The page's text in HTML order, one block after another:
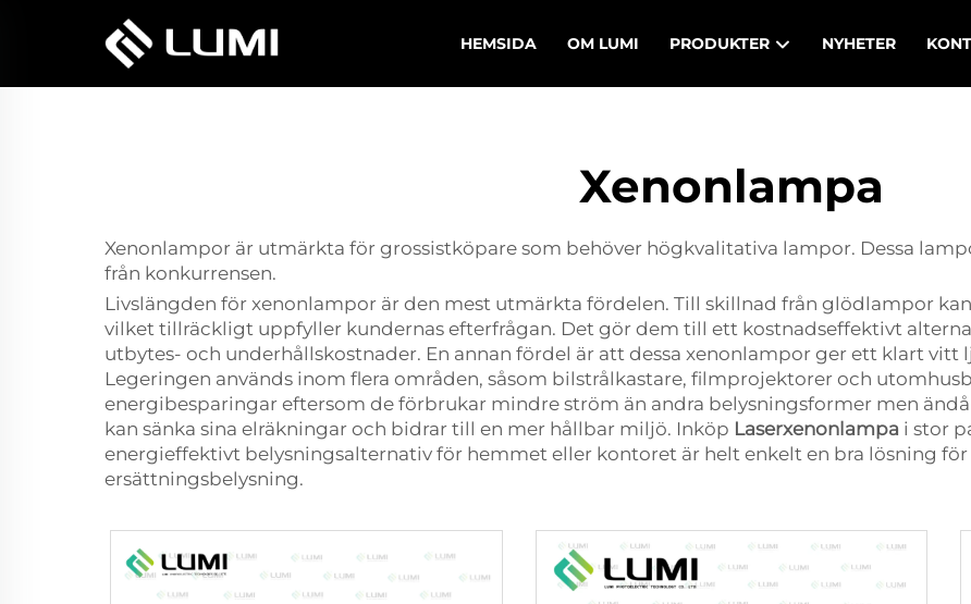
HEMSIDA OM LUMI PRODUKTER NYHETER
Xenonlampa
Xenonlampor är utmärkta för grossistköpare som behöver högkvalitativa lampor. Dessa
från konkurrensen.
Livslängden för xenonlampor är den mest utmärkta fördelen. Till skillnad från glödlampor
vilket tillräckligt uppfyller kundernas efterfrågan. Det gör dem till ett kostnadseffektivt
utbytes- och underhållskostnader. En annan fördel är att dessa xenonlampor ger ett klart vitt
Legeringen används inom flera områden, såsom bilstrålkastare, filmprojektorer och
energibesparingar eftersom de förbrukar mindre ström än andra belysningsformer men
kan sänka sina elräkningar och bidrar till en mer hållbar miljö. Inköp Laserxenonlampa i stor
energieffektivt belysningsalternativ för hemmet eller kontoret är helt enkelt en bra lösning
ersättningsbelysning.